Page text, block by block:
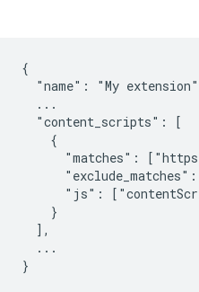
{
"name": "My
  ...
  "content_scripts": [
    {
"matches":
"js":
    }
  ],
  ...